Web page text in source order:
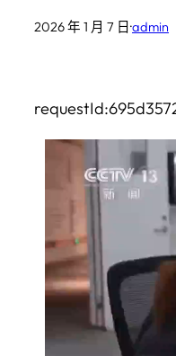
2026 年 1 月 7 日·admin